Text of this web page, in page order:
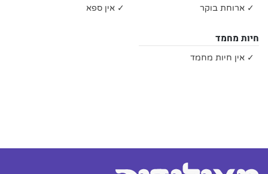
✓ ארוחת בוקר
✓ אין ספא
חיות מחמד
✓ אין חיות מחמד